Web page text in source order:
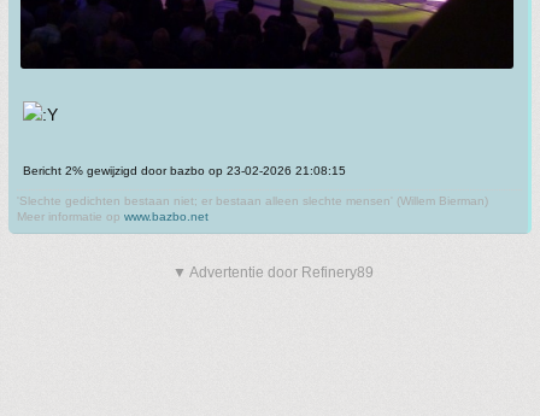
Bericht 2% gewijzigd door bazbo op 23-02-2026 21:08:15
'Slechte gedichten bestaan niet; er bestaan alleen slechte mensen' (Willem Bierman)
Meer informatie op www.bazbo.net
▼ Advertentie door Refinery89